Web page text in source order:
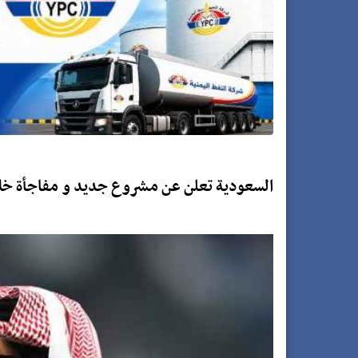
السعودية تعلن عن مشروع جديد و مفاجأة خلال ٩٠يوما